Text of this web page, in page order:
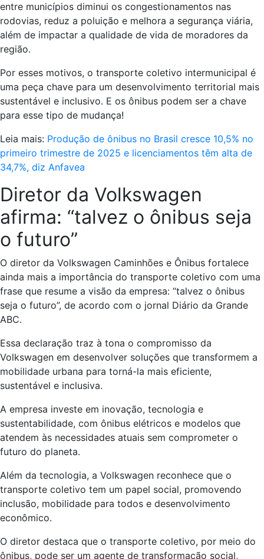
entre municípios diminui os congestionamentos nas
rodovias, reduz a poluição e melhora a segurança viária,
além de impactar a qualidade de vida de moradores da
região.
Por esses motivos, o transporte coletivo intermunicipal é
uma peça chave para um desenvolvimento territorial mais
sustentável e inclusivo. E os ônibus podem ser a chave
para esse tipo de mudança!
Leia mais: Produção de ônibus no Brasil cresce 10,5% no
primeiro trimestre de 2025 e licenciamentos têm alta de
34,7%, diz Anfavea
Diretor da Volkswagen
afirma: “talvez o ônibus seja
o futuro”
O diretor da Volkswagen Caminhões e Ônibus fortalece
ainda mais a importância do transporte coletivo com uma
frase que resume a visão da empresa: “talvez o ônibus
seja o futuro”, de acordo com o jornal Diário da Grande
ABC.
Essa declaração traz à tona o compromisso da
Volkswagen em desenvolver soluções que transformem a
mobilidade urbana para torná-la mais eficiente,
sustentável e inclusiva.
A empresa investe em inovação, tecnologia e
sustentabilidade, com ônibus elétricos e modelos que
atendem às necessidades atuais sem comprometer o
futuro do planeta.
Além da tecnologia, a Volkswagen reconhece que o
transporte coletivo tem um papel social, promovendo
inclusão, mobilidade para todos e desenvolvimento
econômico.
O diretor destaca que o transporte coletivo, por meio do
ônibus, pode ser um agente de transformação social,